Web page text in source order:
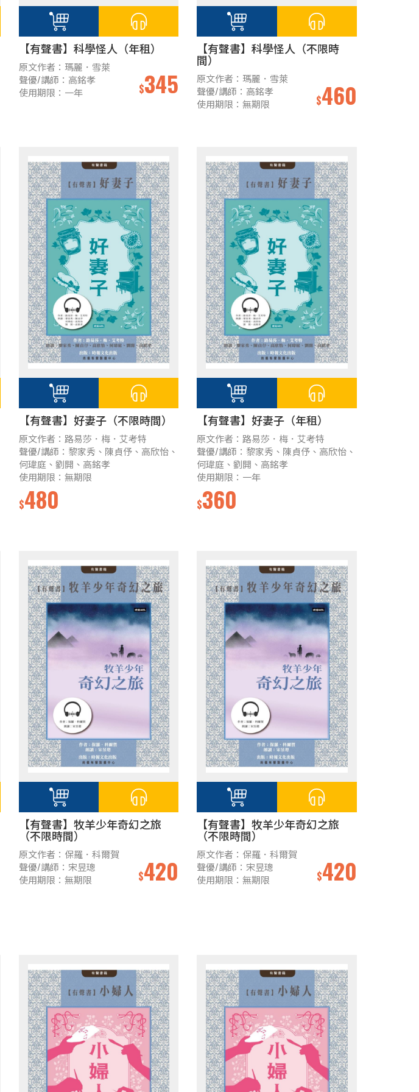
【有聲書】科學怪人（年租）
原文作者：瑪麗．雪萊
聲優/講師：高銘孝
使用期限：一年
$345
【有聲書】科學怪人（不限時
間）
原文作者：瑪麗．雪萊
聲優/講師：高銘孝
使用期限：無期限
$460
【有聲書】好妻子（不限時間）
原文作者：路易莎．梅．艾考特
聲優/講師：黎家秀、陳貞伃、高欣怡、
何瑋庭、劉開、高銘孝
使用期限：無期限
$480
【有聲書】好妻子（年租）
原文作者：路易莎．梅．艾考特
聲優/講師：黎家秀、陳貞伃、高欣怡、
何瑋庭、劉開、高銘孝
使用期限：一年
$360
【有聲書】牧羊少年奇幻之旅
（不限時間）
原文作者：保羅．科爾賀
聲優/講師：宋昱璁
使用期限：無期限
$420
【有聲書】牧羊少年奇幻之旅
（不限時間）
原文作者：保羅．科爾賀
聲優/講師：宋昱璁
使用期限：無期限
$420